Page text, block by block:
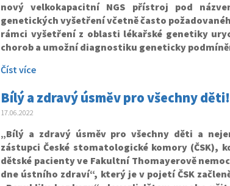
nový velkokapacitní NGS přístroj pod
genetických vyšetření včetně často
rámci vyšetření z oblasti lékařské genetiky
chorob a umožní diagnostiku geneticky
Číst více
Bílý a zdravý úsměv pro všechny
17.06.2022
„Bílý a zdravý úsměv pro všechny děti a
zástupci České stomatologické komory (ČSK),
dětské pacienty ve Fakultní Thomayerově
dne ústního zdraví“, který je v pojetí ČSK